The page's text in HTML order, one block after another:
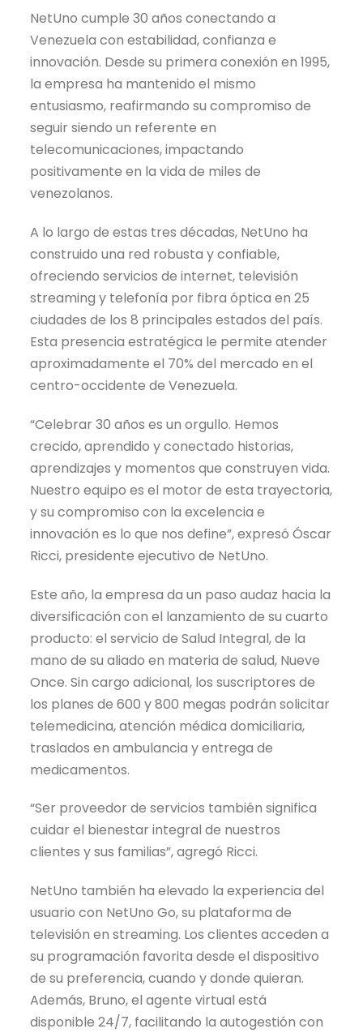
NetUno cumple 30 años conectando a
Venezuela con estabilidad, confianza e
innovación. Desde su primera conexión en 1995,
la empresa ha mantenido el mismo
entusiasmo, reafirmando su compromiso de
seguir siendo un referente en
telecomunicaciones, impactando
positivamente en la vida de miles de
venezolanos.
A lo largo de estas tres décadas, NetUno ha
construido una red robusta y confiable,
ofreciendo servicios de internet, televisión
streaming y telefonía por fibra óptica en 25
ciudades de los 8 principales estados del país.
Esta presencia estratégica le permite atender
aproximadamente el 70% del mercado en el
centro-occidente de Venezuela.
“Celebrar 30 años es un orgullo. Hemos
crecido, aprendido y conectado historias,
aprendizajes y momentos que construyen vida.
Nuestro equipo es el motor de esta trayectoria,
y su compromiso con la excelencia e
innovación es lo que nos define”, expresó Óscar
Ricci, presidente ejecutivo de NetUno.
Este año, la empresa da un paso audaz hacia la
diversificación con el lanzamiento de su cuarto
producto: el servicio de Salud Integral, de la
mano de su aliado en materia de salud, Nueve
Once. Sin cargo adicional, los suscriptores de
los planes de 600 y 800 megas podrán solicitar
telemedicina, atención médica domiciliaria,
traslados en ambulancia y entrega de
medicamentos.
“Ser proveedor de servicios también significa
cuidar el bienestar integral de nuestros
clientes y sus familias”, agregó Ricci.
NetUno también ha elevado la experiencia del
usuario con NetUno Go, su plataforma de
televisión en streaming. Los clientes acceden a
su programación favorita desde el dispositivo
de su preferencia, cuando y donde quieran.
Además, Bruno, el agente virtual está
disponible 24/7, facilitando la autogestión con